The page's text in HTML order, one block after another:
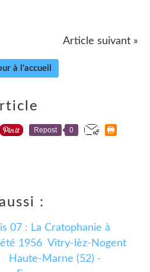
Article suivant »
à l'accueil
Repost 0
: